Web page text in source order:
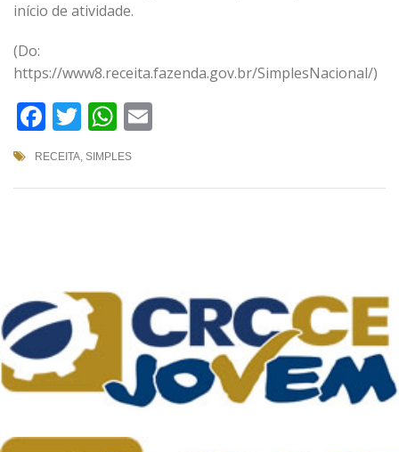
início de atividade.
(Do:
https://www8.receita.fazenda.gov.br/SimplesNacional/)
Facebook
TwitterWhatsApp
RECEITA, SIMPLES